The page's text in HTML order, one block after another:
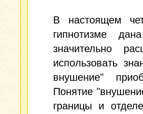
В настоящем
гипнотизме
значительно
использовать
внушение"
Понятие
границы и